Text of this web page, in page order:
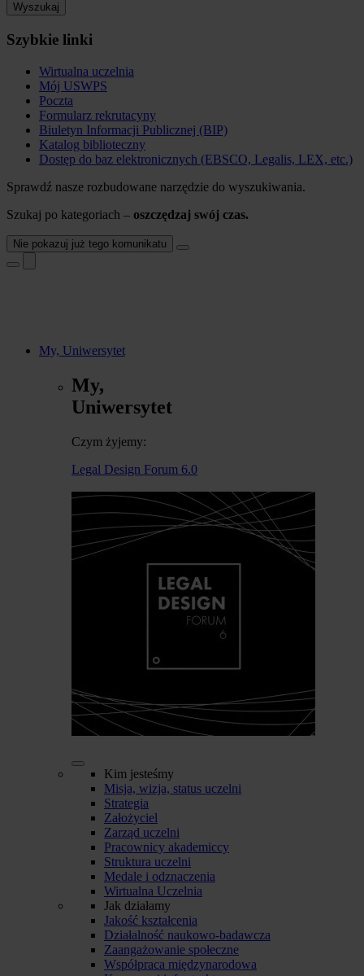
Wyszukaj
Szybkie linki
Wirtualna uczelnia
Mój USWPS
Poczta
Formularz rekrutacyny
Biuletyn Informacji Publicznej (BIP)
Katalog biblioteczny
Dostęp do baz elektronicznych (EBSCO, Legalis, LEX, etc.)
Sprawdź nasze rozbudowane narzędzie do wyszukiwania.
Szukaj po kategoriach – oszczędzaj swój czas.
Nie pokazuj już tego komunikatu
My, Uniwersytet
My,
Uniwersytet
Czym żyjemy:
Legal Design Forum 6.0
Kim jesteśmy
Misja, wizja, status uczelni
Strategia
Założyciel
Zarząd uczelni
Pracownicy akademiccy
Struktura uczelni
Medale i odznaczenia
Wirtualna Uczelnia
Jak działamy
Jakość kształcenia
Działalność naukowo-badawcza
Zaangażowanie społeczne
Współpraca międzynarodowa